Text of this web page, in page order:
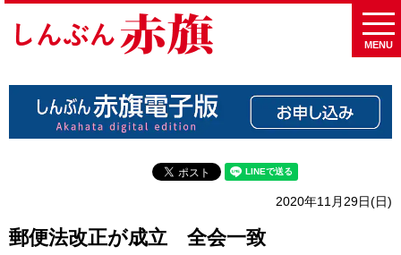
MENU
2020年11月29日(日)
郵便法改正が成立 全会一致